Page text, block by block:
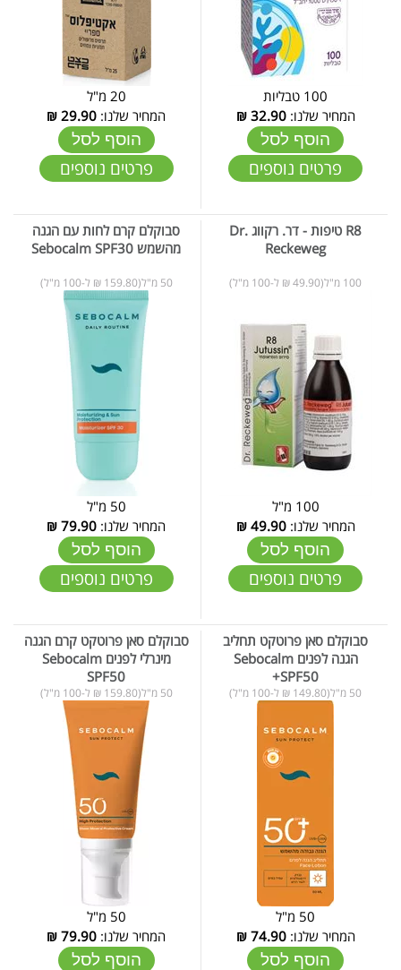
100 טבליות
המחיר שלנו:32.90
₪
הוסף לסל
פרטים נוספים
20 מ"ל
המחיר שלנו: 29.90
₪
הוסף לסל
פרטים נוספים
R8 טיפות - דר. רקווג Dr.
Reckeweg
100 מ"ל(49.90 ₪ ל-100 מ"ל)
100 מ"ל
המחיר שלנו:49.90
₪
הוסף לסל
פרטים נוספים
סבוקלם קרם לחות עם הגנה
מהשמש Sebocalm SPF30
50 מ"ל(159.80 ₪ ל-100 מ"ל)
50 מ"ל
המחיר שלנו: 79.90
₪
הוסף לסל
פרטים נוספים
סבוקלם סאן פרוטקט תחליב
הגנה לפנים Sebocalm
+SPF50
50 מ"ל(149.80 ₪ ל-100 מ"ל)
50 מ"ל
המחיר שלנו:74.90
₪
הוסף לסל
סבוקלם סאן פרוטקט קרם הגנה
מינרלי לפנים Sebocalm
SPF50
50 מ"ל(159.80 ₪ ל-100 מ"ל)
50 מ"ל
המחיר שלנו: 79.90
₪
הוסף לסל